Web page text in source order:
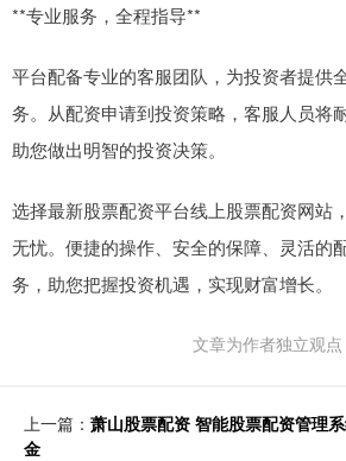
**专业服务，全程指导**
平台配备专业的客服团队，为投资者提供
务。从配资申请到投资策略，客服人员将
助您做出明智的投资决策。
选择最新股票配资平台线上股票配资网站
无忧。便捷的操作、安全的保障、灵活的
务，助您把握投资机遇，实现财富增长。
文章为作者独立观
上一篇： 萧山股票配资 智能股票配资管理
金